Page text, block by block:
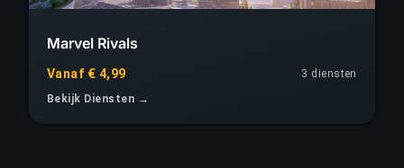
Marvel Rivals
Vanaf € 4,99
3 diensten
Bekijk Diensten →